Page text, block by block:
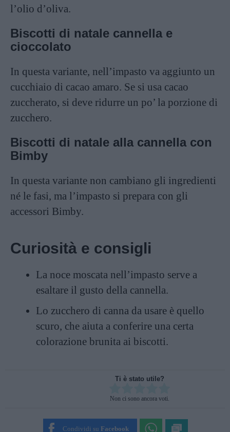
l’olio d’oliva.
Biscotti di natale cannella e
cioccolato
In questa variante, nell’impasto va aggiunto un
cucchiaio di cacao amaro. Se si usa cacao
zuccherato, si deve ridurre un po’ la porzione di
zucchero.
Biscotti di natale alla cannella con
Bimby
In questa variante non cambiano gli ingredienti
né le fasi, ma l’impasto si prepara con gli
accessori Bimby.
Curiosità e consigli
La noce moscata nell’impasto serve a
esaltare il gusto della cannella.
Lo zucchero di canna da usare è quello
scuro, che aiuta a conferire una certa
colorazione brunita ai biscotti.
Ti è stato utile?
SUBMIT RATING
Non ci sono ancora voti.
Condividi su Facebook